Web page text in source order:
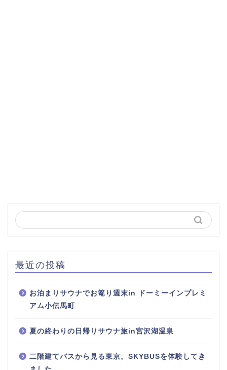
最近の投稿
お泊まりサウナでお篭り週末in ドーミーインプレミ
アム小伝馬町
夏の終わりの日帰りサウナ旅in宮沢湖温泉
二階建てバスから見る東京。SKYBUSを体験してき